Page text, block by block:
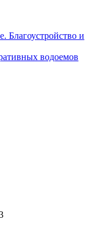
Благоустройство и
водоемов